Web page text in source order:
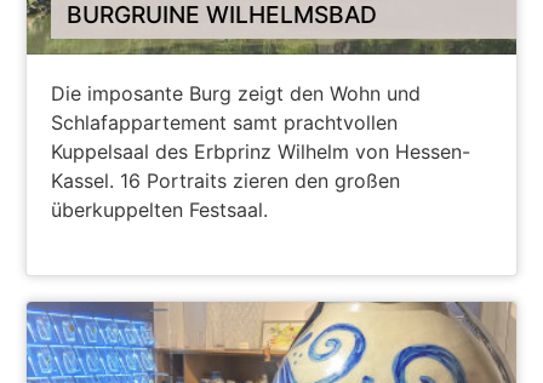
BURGRUINE WILHELMSBAD
Die imposante Burg zeigt den Wohn und
Schlafappartement samt prachtvollen
Kuppelsaal des Erbprinz Wilhelm von Hessen-
Kassel. 16 Portraits zieren den großen
überkuppelten Festsaal.